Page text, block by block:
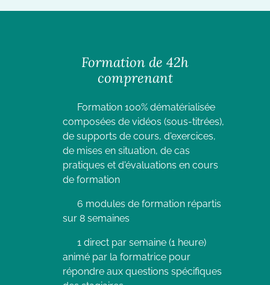
Formation de 42h
comprenant
Formation 100% dématérialisée
composées de vidéos (sous-titrées),
de supports de cours, d'exercices,
de mises en situation, de cas
pratiques et d'évaluations en cours
de formation
6 modules de formation répartis
sur 8 semaines
1 direct par semaine (1 heure)
animé par la formatrice pour
répondre aux questions spécifiques